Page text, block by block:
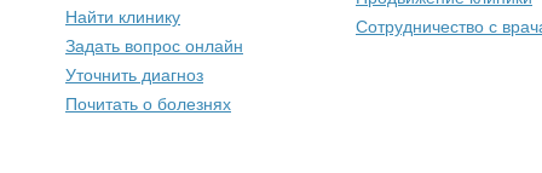
Найти клинику
Задать вопрос онлайн
Уточнить диагноз
Почитать о болезнях
Сотрудничество с